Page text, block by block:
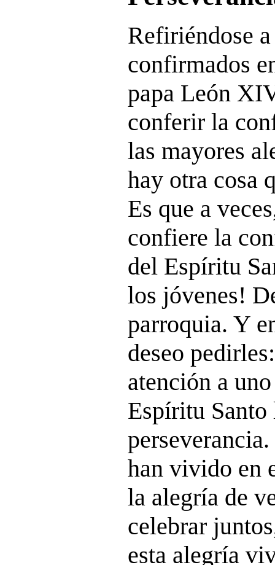
Refiriéndose
confirmados
papa León
conferir la
las mayores
hay otra cosa
Es que a
confiere la
del Espíritu
los jóvenes!
parroquia. Y
deseo
atención a
Espíritu Santo
han vivido en
la alegría de
celebrar
esta alegría